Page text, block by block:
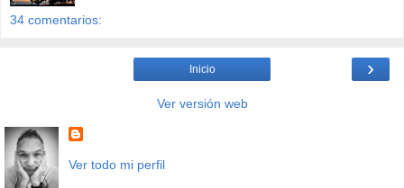
34 comentarios:
›
Inicio
Ver versión web
Ver todo mi perfil